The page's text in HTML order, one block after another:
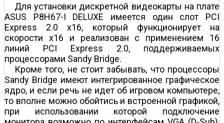
Для установки дискретной видеокарты на плате
ASUS P8H67-I DELUXE имеется один слот PCI
Express 2.0 x16, который функционирует на
скорости x16 и реализован с применением 16
линий PCI Express 2.0, поддерживаемых
процессорами Sandy Bridge.
Кроме того, не стоит забывать, что процессоры
Sandy Bridge имеют интегрированное графическое
ядро, и если речь не идет об игровом компьютере,
то вполне можно обойтись и встроенной графикой,
при использовании которой подключение